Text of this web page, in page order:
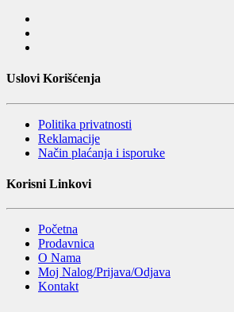
Uslovi Korišćenja
Politika privatnosti
Reklamacije
Način plaćanja i isporuke
Korisni Linkovi
Početna
Prodavnica
O Nama
Moj Nalog/Prijava/Odjava
Kontakt